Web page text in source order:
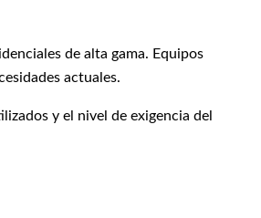
de alta gama. Equipos
actuales.
y el nivel de exigencia del